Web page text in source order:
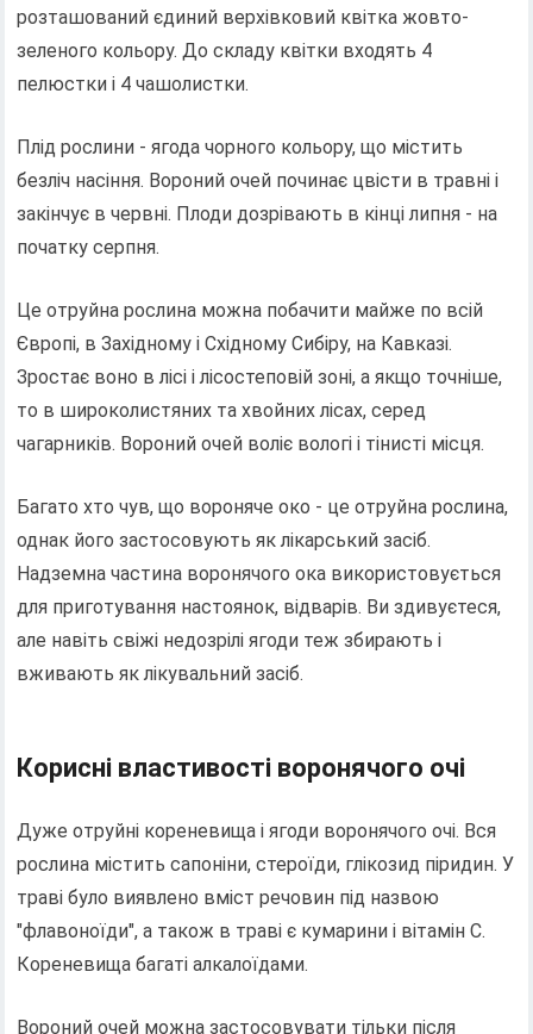
розташований єдиний верхівковий квітка жовто-
зеленого кольору. До складу квітки входять 4
пелюстки і 4 чашолистки.
Плід рослини - ягода чорного кольору, що містить
безліч насіння. Вороний очей починає цвісти в травні і
закінчує в червні. Плоди дозрівають в кінці липня - на
початку серпня.
Це отруйна рослина можна побачити майже по всій
Європі, в Західному і Східному Сибіру, ​​на Кавказі.
Зростає воно в лісі і лісостеповій зоні, а якщо точніше,
то в широколистяних та хвойних лісах, серед
чагарників. Вороний очей воліє вологі і тінисті місця.
Багато хто чув, що вороняче око - це отруйна рослина,
однак його застосовують як лікарський засіб.
Надземна частина воронячого ока використовується
для приготування настоянок, відварів. Ви здивуєтеся,
але навіть свіжі недозрілі ягоди теж збирають і
вживають як лікувальний засіб.
Корисні властивості воронячого очі
Дуже отруйні кореневища і ягоди воронячого очі. Вся
рослина містить сапоніни, стероїди, глікозид піридин. У
траві було виявлено вміст речовин під назвою
"флавоноїди", а також в траві є кумарини і вітамін С.
Кореневища багаті алкалоїдами.
Вороний очей можна застосовувати тільки після